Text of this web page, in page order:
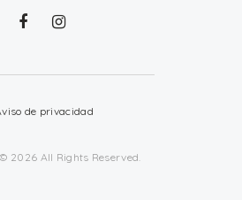
de privacidad
2026 All Rights Reserved.